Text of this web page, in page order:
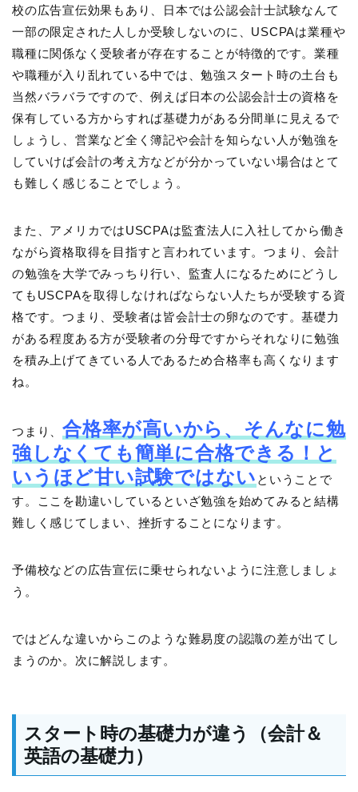
校の広告宣伝効果もあり、日本では公認会計士試験なんて
一部の限定された人しか受験しないのに、USCPAは業種や
職種に関係なく受験者が存在することが特徴的です。業種
や職種が入り乱れている中では、勉強スタート時の土台も
当然バラバラですので、例えば日本の公認会計士の資格を
保有している方からすれば基礎力がある分間単に見えるで
しょうし、営業など全く簿記や会計を知らない人が勉強を
していけば会計の考え方などが分かっていない場合はとて
も難しく感じることでしょう。
また、アメリカではUSCPAは監査法人に入社してから働き
ながら資格取得を目指すと言われています。つまり、会計
の勉強を大学でみっちり行い、監査人になるためにどうし
てもUSCPAを取得しなければならない人たちが受験する資
格です。つまり、受験者は皆会計士の卵なのです。基礎力
がある程度ある方が受験者の分母ですからそれなりに勉強
を積み上げてきている人であるため合格率も高くなります
ね。
つまり、合格率が高いから、そんなに勉
強しなくても簡単に合格できる！と
いうほど甘い試験ではない ということで
す。ここを勘違いしているといざ勉強を始めてみると結構
難しく感じてしまい、挫折することになります。
予備校などの広告宣伝に乗せられないように注意しましょ
う。
ではどんな違いからこのような難易度の認識の差が出てし
まうのか。次に解説します。
スタート時の基礎力が違う（会計＆
英語の基礎力）